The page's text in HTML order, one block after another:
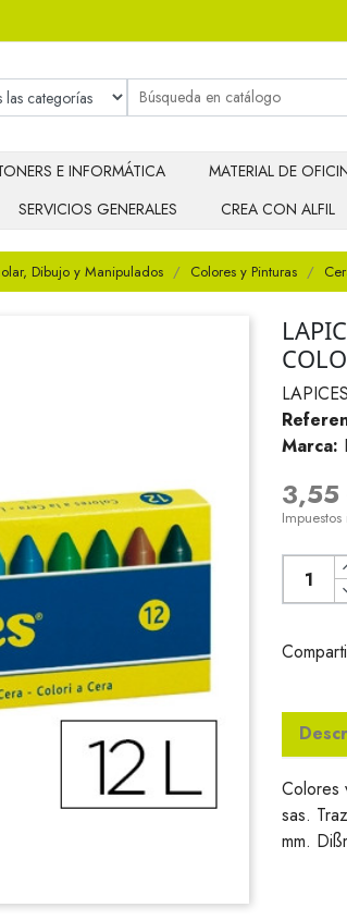
E INFORMÁTICA MATERIAL DE
SERVICIOS GENERALES CREA CON ALFIL
Dibujo y Manipulados Colores y Pinturas
Marca:
3,55
Colores
sas.
mm.